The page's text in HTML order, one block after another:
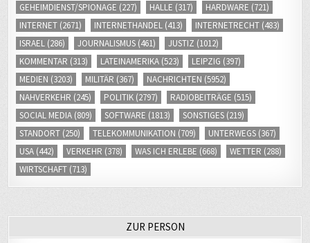
GEHEIMDIENST/SPIONAGE (227) HALLE (317) HARDWARE (721)
INTERNET (2671) INTERNETHANDEL (413) INTERNETRECHT (483)
ISRAEL (286) JOURNALISMUS (461) JUSTIZ (1012)
KOMMENTAR (313) LATEINAMERIKA (523) LEIPZIG (397)
MEDIEN (3203) MILITÄR (367) NACHRICHTEN (5952)
NAHVERKEHR (245) POLITIK (2797) RADIOBEITRÄGE (515)
SOCIAL MEDIA (809) SOFTWARE (1813) SONSTIGES (219)
STANDORT (250) TELEKOMMUNIKATION (709) UNTERWEGS (367)
USA (442) VERKEHR (378) WAS ICH ERLEBE (668) WETTER (288)
WIRTSCHAFT (713)
ZUR PERSON